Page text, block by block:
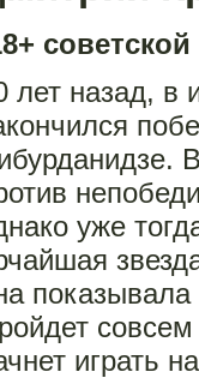
лет назад, в
уже
играть